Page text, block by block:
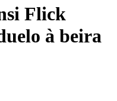
Flick
à beira